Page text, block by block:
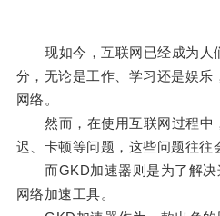
现如今，互联网已经成为人
分，无论是工作、学习还是娱乐
网络。
然而，在使用互联网过程中
迟、卡顿等问题，这些问题往往
而GKD加速器则是为了解决
网络加速工具。